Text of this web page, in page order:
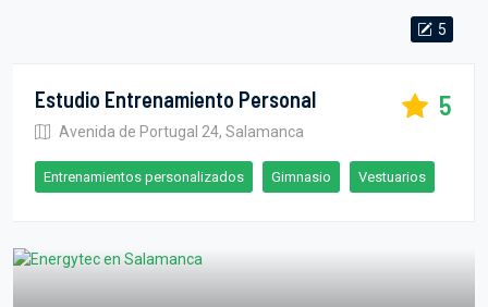
5
Estudio Entrenamiento Personal
Avenida de Portugal 24, Salamanca
5
Entrenamientos personalizados Gimnasio Vestuarios